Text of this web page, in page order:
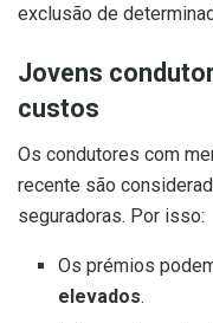
exclusão de
Jovens
custos
Os condutores com
recente são
seguradoras. Por isso:
Os prémios
elevados.